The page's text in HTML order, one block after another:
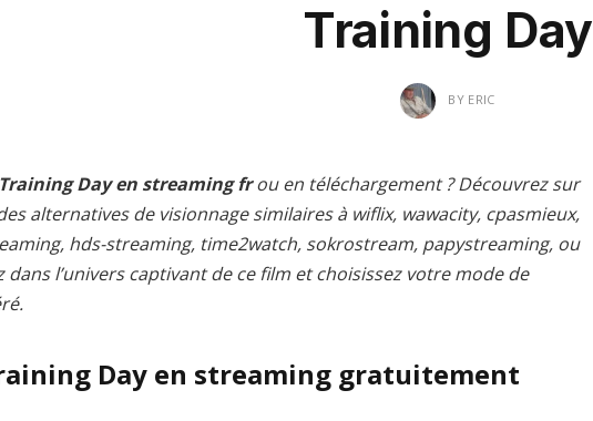
Training Day
BY ERIC
Training Day en streaming frou en téléchargement ? Découvrez sur
alternatives de visionnage similaires à wiflix, wawacity, cpasmieux,
hds-streaming, time2watch, sokrostream, papystreaming, ou
dans l’univers captivant de ce film et choisissez votre mode de
Day en streaming gratuitement